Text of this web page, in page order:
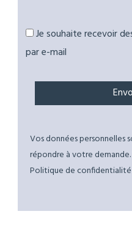
Je souhaite recevoir
par e-mail
Vos données personnelles
répondre à votre
Politique de confidentialité